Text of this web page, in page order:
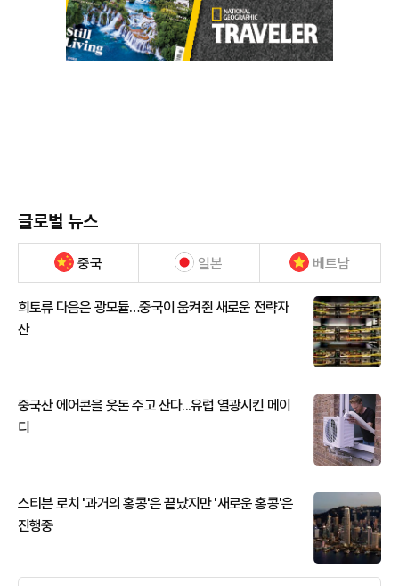
글로벌 뉴스
중국 일본 베트남
희토류 다음은 광모듈…중국이 움켜쥔 새로운 전략자
산
중국산 에어콘을 웃돈 주고 산다...유럽 열광시킨 메이
디
스티븐 로치 '과거의 홍콩'은 끝났지만 '새로운 홍콩'은
진행중